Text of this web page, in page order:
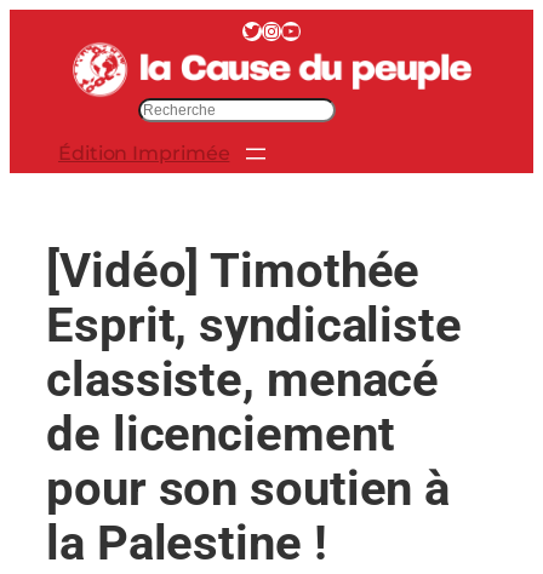
contenu
Twitter InstagramYouTube
r
h
e
r
Édition Imprimée
[Vidéo] Timothée
Esprit, syndicaliste
classiste, menacé
de licenciement
pour son soutien à
la Palestine !